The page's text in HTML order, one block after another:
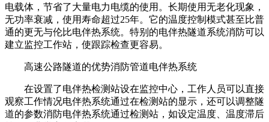
电载体，节省了大量电力电缆的使用。长期使用无老化现象，
无功率衰减，使用寿命超过25年。它的温度控制模式甚至比普
通的更无与伦比电伴热系统。特别的电伴热隧道系统消防可以
建立监控工作站，使跟踪检查更容易。
高速公路隧道的优势消防管道电伴热系统
在设置了电伴热检测站设在监控中心，工作人员可以直接
观察工作情况电伴热系统通过在检测站的显示，还可以调整隧
道的参数消防电伴热系统通过检测站，如设定温度、温度滞后